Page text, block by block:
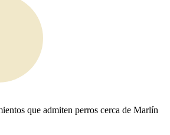
que admiten perros cerca de Marlín